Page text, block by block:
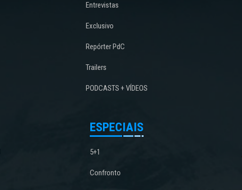
Entrevistas
Exclusivo
Repórter PdC
Trailers
PODCASTS + VÍDEOS
ESPECIAIS
5+1
Confronto